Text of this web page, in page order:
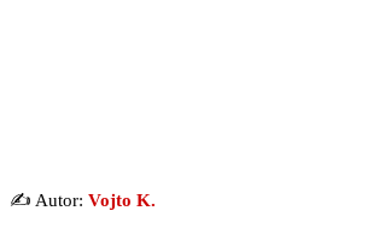
✍️ Autor: Vojto K.